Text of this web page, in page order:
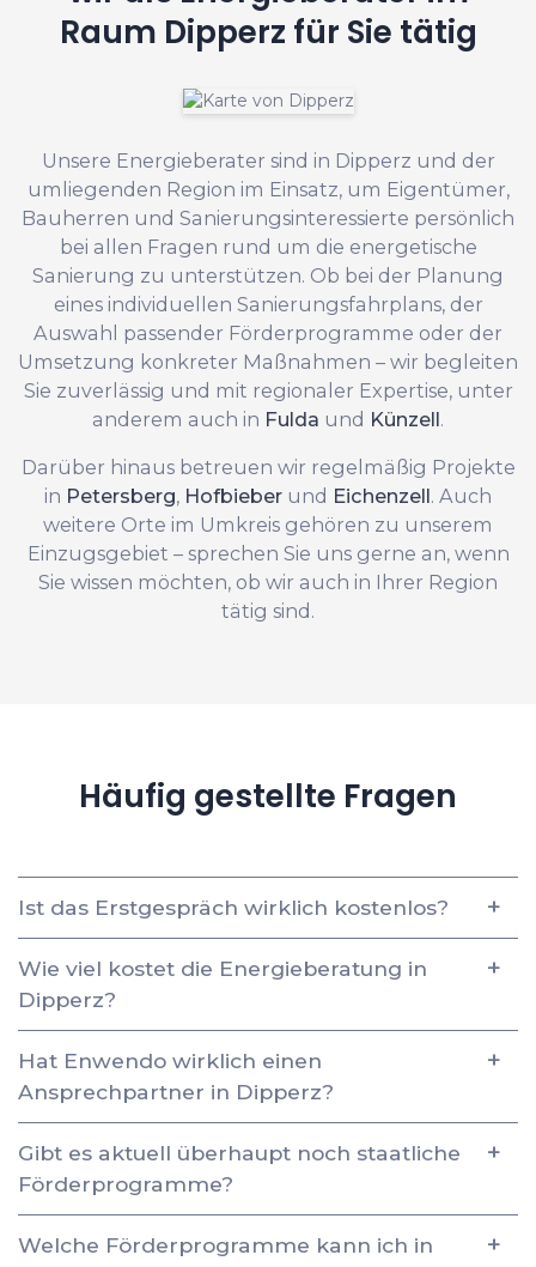
Raum Dipperz für Sie tätig
Unsere Energieberater sind in Dipperz und der
umliegenden Region im Einsatz, um Eigentümer,
Bauherren und Sanierungsinteressierte persönlich
bei allen Fragen rund um die energetische
Sanierung zu unterstützen. Ob bei der Planung
eines individuellen Sanierungsfahrplans, der
Auswahl passender Förderprogramme oder der
Umsetzung konkreter Maßnahmen – wir begleiten
Sie zuverlässig und mit regionaler Expertise, unter
anderem auch in Fulda und Künzell.
Darüber hinaus betreuen wir regelmäßig Projekte
in Petersberg, Hofbieber und Eichenzell. Auch
weitere Orte im Umkreis gehören zu unserem
Einzugsgebiet – sprechen Sie uns gerne an, wenn
Sie wissen möchten, ob wir auch in Ihrer Region
tätig sind.
Häufig gestellte Fragen
Ist das Erstgespräch wirklich kostenlos?
Wie viel kostet die Energieberatung in
Dipperz?
Hat Enwendo wirklich einen
Ansprechpartner in Dipperz?
Gibt es aktuell überhaupt noch staatliche
Förderprogramme?
Welche Förderprogramme kann ich in